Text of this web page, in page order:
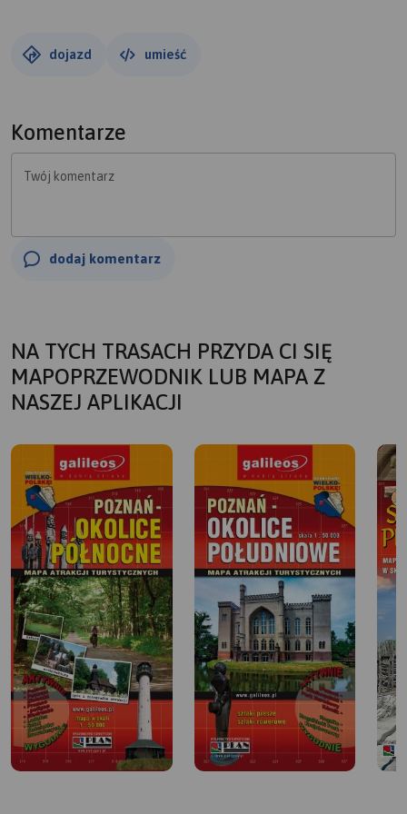
dojazd umieść
Komentarze
Twój komentarz
dodaj komentarz
NA TYCH TRASACH PRZYDA CI SIĘ
MAPOPRZEWODNIK LUB MAPA Z
NASZEJ APLIKACJI